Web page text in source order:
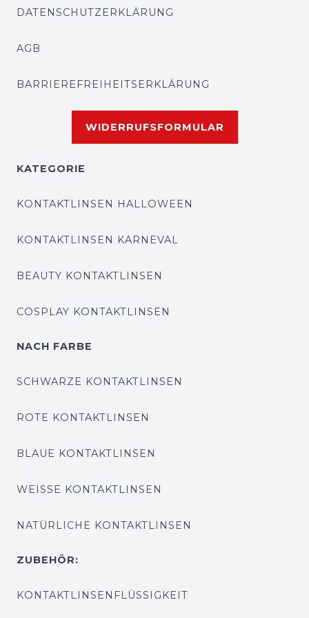
DATENSCHUTZERKLÄRUNG
AGB
BARRIEREFREIHEITSERKLÄRUNG
WIDERRUFSFORMULAR
KATEGORIE
KONTAKTLINSEN HALLOWEEN
KONTAKTLINSEN KARNEVAL
BEAUTY KONTAKTLINSEN
COSPLAY KONTAKTLINSEN
NACH FARBE
SCHWARZE KONTAKTLINSEN
ROTE KONTAKTLINSEN
BLAUE KONTAKTLINSEN
WEISSE KONTAKTLINSEN
NATÜRLICHE KONTAKTLINSEN
ZUBEHÖR:
KONTAKTLINSENFLÜSSIGKEIT